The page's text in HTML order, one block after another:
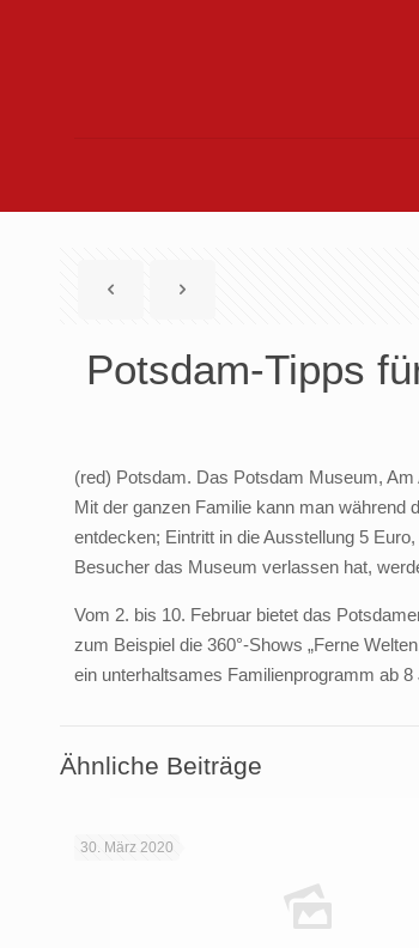
Potsdam-Tipps
(red) Potsdam. Das Potsdam Museum,
Mit der ganzen Familie kann man während
entdecken; Eintritt in die Ausstellung 5
Besucher das Museum verlassen hat,
Vom 2. bis 10. Februar bietet das
zum Beispiel die 360°-Shows „Ferne
ein unterhaltsames Familienprogramm ab
Ähnliche Beiträge
30. März 2020